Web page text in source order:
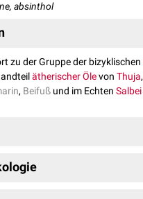
absinthol
zu der Gruppe der bizyklischen
ätherischer Ölevon Thuja,
, Beifuß und im Echten Salbei